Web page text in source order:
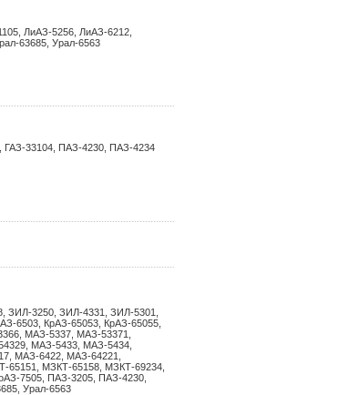
ЛиАЗ-5256, ЛиАЗ-6212,
63685, Урал-6563
ГАЗ-33104, ПАЗ-4230, ПАЗ-4234
ЗИЛ-3250, ЗИЛ-4331, ЗИЛ-5301,
6503, КрАЗ-65053, КрАЗ-65055,
МАЗ-5337, МАЗ-53371,
МАЗ-5433, МАЗ-5434,
МАЗ-6422, МАЗ-64221,
МЗКТ-65158, МЗКТ-69234,
7505, ПАЗ-3205, ПАЗ-4230,
Урал-6563